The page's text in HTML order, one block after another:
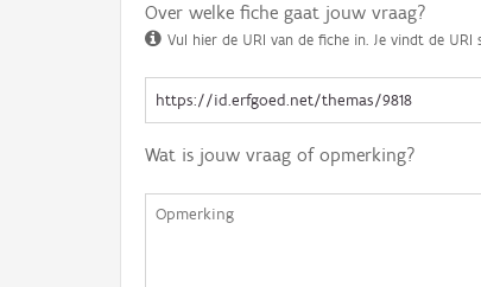
Over welke fiche gaat jouw vraag?
Vul hier de URI van de fiche in. Je vindt de
Wat is jouw vraag of opmerking?